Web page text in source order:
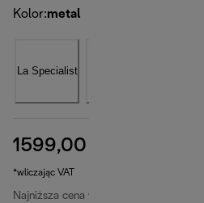
Kolor:metal
1599,00 zł
*wliczając VAT
Najniższa cena w ciągu ostatnich 30 dni